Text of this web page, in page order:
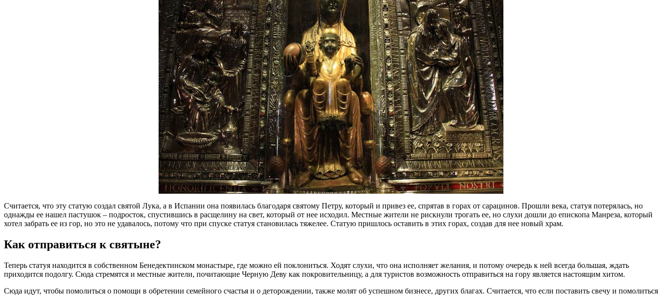
Считается, что эту статую создал святой Лука, а в Испании она появилась благодаря святому Петру, который и привез ее, спрятав в горах от сарацинов. Прошли века, статуя потерялась, но
однажды ее нашел пастушок – подросток, спустившись в расщелину на свет, который от нее исходил. Местные жители не рискнули трогать ее, но слухи дошли до епископа Манреза, который
хотел забрать ее из гор, но это не удавалось, потому что при спуске статуя становилась тяжелее. Статую пришлось оставить в этих горах, создав для нее новый храм.
Как отправиться к святыне?
Теперь статуя находится в собственном Бенедектинском монастыре, где можно ей поклониться. Ходят слухи, что она исполняет желания, и потому очередь к ней всегда большая, ждать
приходится подолгу. Сюда стремятся и местные жители, почитающие Черную Деву как покровительницу, а для туристов возможность отправиться на гору является настоящим хитом.
Сюда идут, чтобы помолиться о помощи в обретении семейного счастья и о деторождении, также молят об успешном бизнесе, других благах. Считается, что если поставить свечу и помолиться